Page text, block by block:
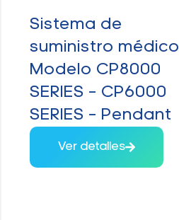
Sistema de
suministro médico
Modelo CP8000
SERIES – CP6000
SERIES – Pendant
Ver detalles